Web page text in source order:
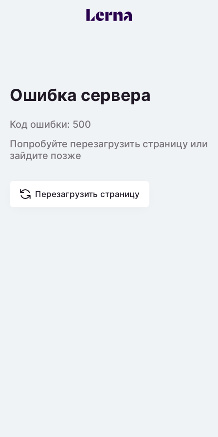
Ошибка сервера
Код ошибки: 500
Попробуйте перезагрузить страницу или
зайдите позже
Перезагрузить страницу